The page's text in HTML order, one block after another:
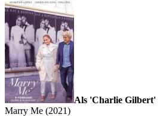
Als 'Charlie Gilbert'
Marry Me (2021)